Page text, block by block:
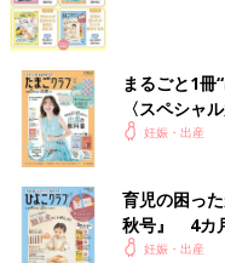
まるごと1冊
〈スペシャ
妊娠・出産
育児の困っ
秋号』 4カ
いっぱい！
妊娠・出産